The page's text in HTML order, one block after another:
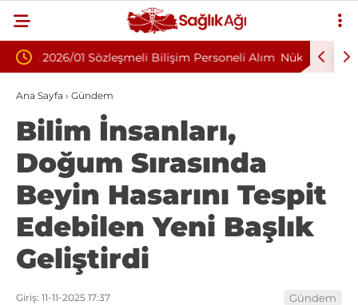
Alım Nükleoplasti mi, Ameliyat mı? Bel ve Boyun
Fıtığında Doğru Tedavi Seçimi
Ana Sayfa › Gündem
Bilim İnsanları,
Doğum Sırasında
Beyin Hasarını Tespit
Edebilen Yeni Başlık
Geliştirdi
Giriş: 11-11-2025 17:37
Gündem